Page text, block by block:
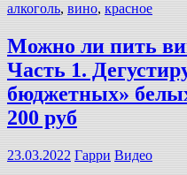
алкоголь, вино, красное
Можно ли пить
Часть 1.
бюджетных»
200 руб
23.03.2022 Гарри Видео